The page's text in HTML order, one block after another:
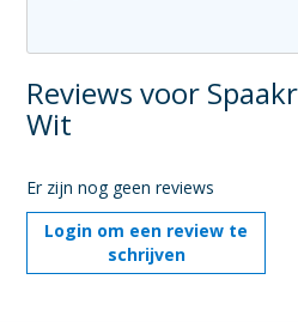
Reviews voor
Wit
Er zijn nog geen reviews
Login om een review te
schrijven